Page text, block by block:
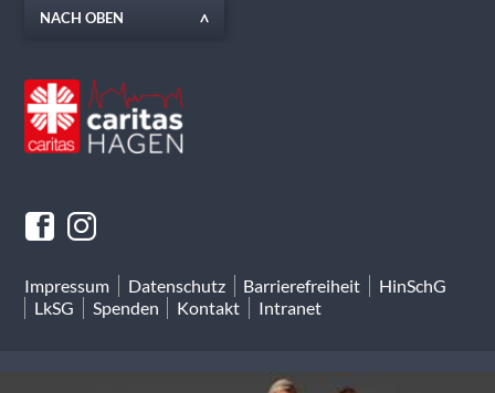
NACH OBEN
Impressum Datenschutz Barrierefreiheit
HinSchG
LkSG
Spenden Kontakt Intranet